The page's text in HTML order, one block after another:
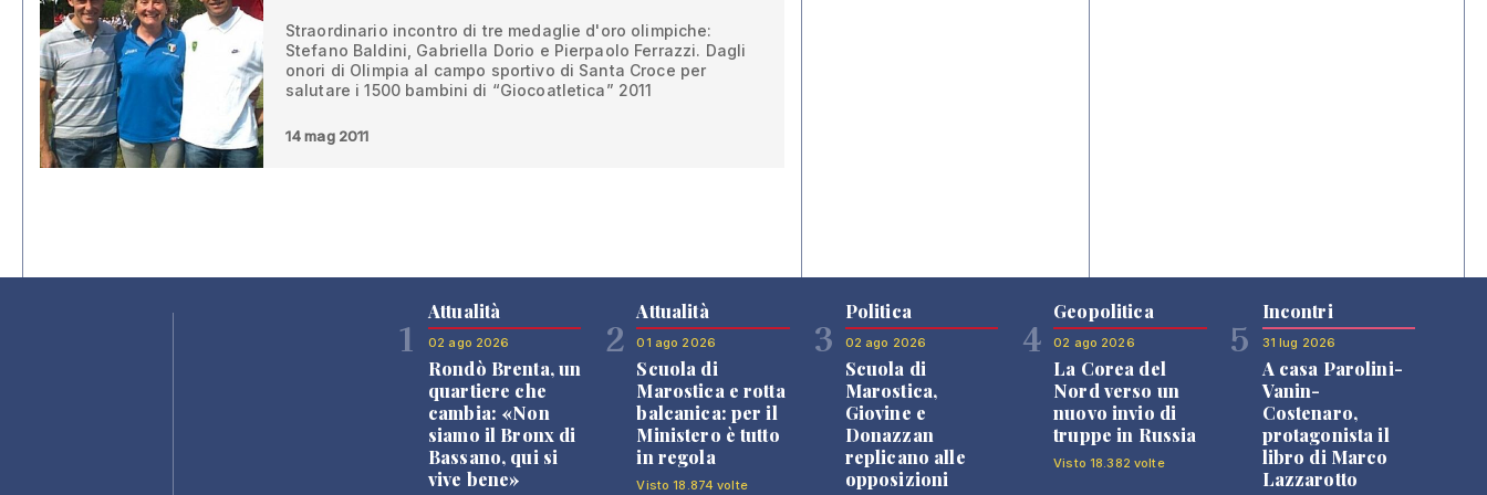
Straordinario incontro di tre medaglie d'oro olimpiche:
Stefano Baldini, Gabriella Dorio e Pierpaolo Ferrazzi. Dagli
onori di Olimpia al campo sportivo di Santa Croce per
salutare i 1500 bambini di “Giocoatletica” 2011
14 mag 2011
1
Attualità
02 ago 2026
Rondò Brenta, un
quartiere che
cambia: «Non
siamo il Bronx di
Bassano, qui si
vive bene»
2
Attualità
01 ago 2026
Scuola di
Marostica e rotta
balcanica: per il
Ministero è tutto
in regola
Visto 18.874 volte
3
Politica
02 ago 2026
Scuola di
Marostica,
Giovine e
Donazzan
replicano alle
opposizioni
4
Geopolitica
02 ago 2026
La Corea del
Nord verso un
nuovo invio di
truppe in Russia
Visto 18.382 volte
5
Incontri
31 lug 2026
A casa Parolini-
Vanin-
Costenaro,
protagonista il
libro di Marco
Lazzarotto